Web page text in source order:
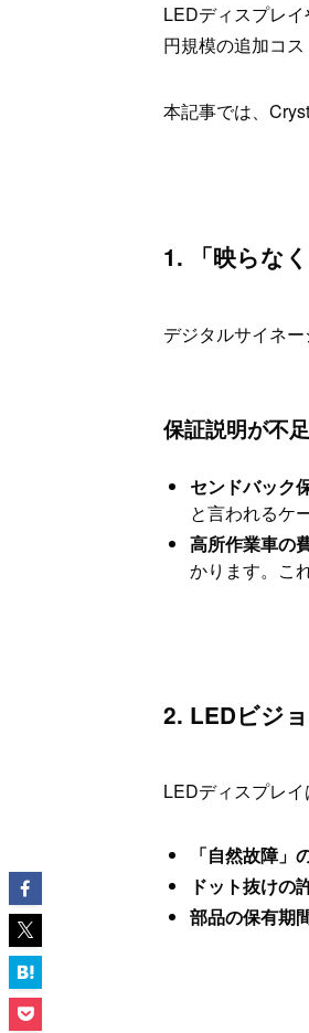
LEDディスプレ
円規模の追加コ
本記事では、
1. 「映らな
デジタルサイネ
保証説明が不
センドバック
と言われるケ
高所作業車の
かります。こ
2. LEDビジ
LEDディスプレ
「自然故障」
ドット抜けの
部品の保有期